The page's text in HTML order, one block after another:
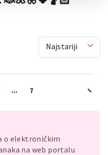
Najstariji
... 7
o elektroničkim
na web portalu